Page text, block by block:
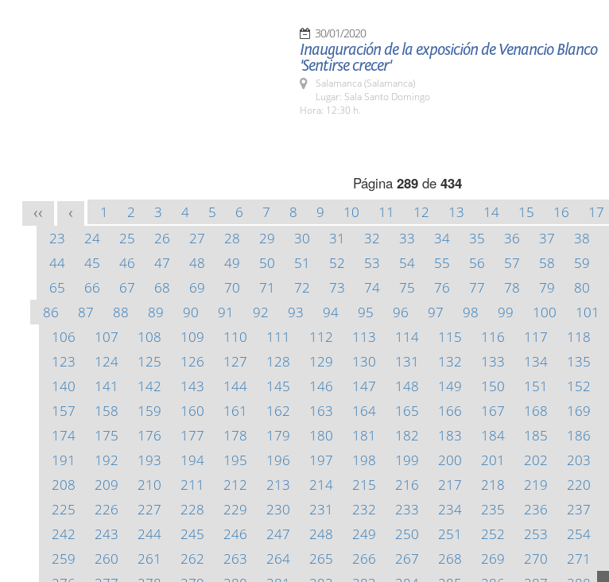
30/01/2020
Inauguración de la exposición de Venancio Blanco
'Sentirse crecer'
Salamanca (Salamanca)
Lugar: Sala Santo Domingo
Hora: 12:30 h.
Página 289de 434
<< < 1 2 3 4 5 6 7 8 9 10 11 12 13 14 15 16 17
23
24 25 26 27 28 29 30 31 32 33 34 35 36 37 38
44
45 46 47 48 49 50 51 52 53 54 55 56 57 58 59
65
66 67 68 69 70 71 72 73 74 75 76 77 78 79 80
86
87 88 89 90 91 92 93 94 95 96 97 98 99 100 101
106
107 108 109 110 111 112 113 114 115 116 117 118
123
124 125 126 127 128 129 130 131 132 133 134 135
140
141 142 143 144 145 146 147 148 149 150 151 152
157
158 159 160 161 162 163 164 165 166 167 168 169
174
175 176 177 178 179 180 181 182 183 184 185 186
191
192 193 194 195 196 197 198 199 200 201 202 203
208
209 210 211 212 213 214 215 216 217 218 219 220
225
226 227 228 229 230 231 232 233 234 235 236 237
242
243 244 245 246 247 248 249 250 251 252 253 254
259
260 261 262 263 264 265 266 267 268 269 270 271